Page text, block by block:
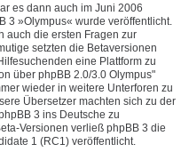
es dann auch im Juni 2006
3 »Olympus« wurde veröffentlicht.
auch die ersten Fragen zur
setzten die Betaversionen
eine Plattform zu
über phpBB 2.0/3.0 Olympus"
wieder in weitere Unterforen zu
Übersetzer machten sich zu der
3 ins Deutsche zu
Versionen verließ phpBB 3 die
1 (RC1) veröffentlicht.